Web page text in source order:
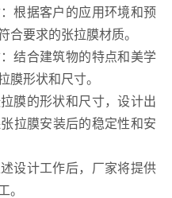
根据客户的应用环境和预
合要求的张拉膜材质。
结合建筑物的特点和美学
膜形状和尺寸。
膜的形状和尺寸，设计出
拉膜安装后的稳定性和安
设计工作后，厂家将提供
。